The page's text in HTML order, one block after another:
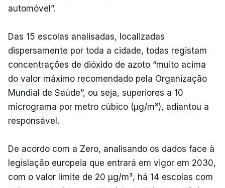
automóvel”.
Das 15 escolas analisadas, localizadas
dispersamente por toda a cidade, todas registam
concentrações de dióxido de azoto “muito acima
do valor máximo recomendado pela Organização
Mundial de Saúde”, ou seja, superiores a 10
micrograma por metro cúbico (µg/m³), adiantou a
responsável.
De acordo com a Zero, analisando os dados face à
legislação europeia que entrará em vigor em 2030,
com o valor limite de 20 µg/m³, há 14 escolas com